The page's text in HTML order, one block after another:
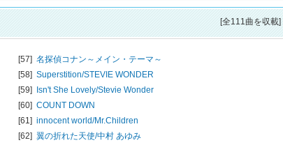
[全111曲を収載]
[57] 名探偵コナン～メイン・テーマ～
[58] Superstition/STEVIE WONDER
[59] Isn't She Lovely/Stevie Wonder
[60] COUNT DOWN
[61] innocent world/Mr.Children
[62] 翼の折れた天使/中村 あゆみ